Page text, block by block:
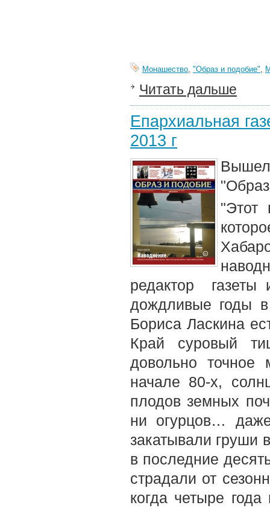
Монашество, "Образ и подобие",
Читать дальше
Епархиальная
2013 г
Вышел
"Этот
редактор
дождливые годы
Бориса Ласкина
Край суровый
довольно точное
начале 80-х,
плодов земных
ни огурцов…
закатывали груши
в последние
страдали от
когда четыре